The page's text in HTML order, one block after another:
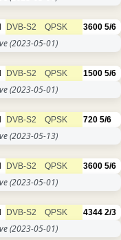
DVB-S2 QPSK 3600 5/6
(2023-05-01)
DVB-S2 QPSK 1500 5/6
(2023-05-01)
DVB-S2 QPSK 720 5/6
(2023-05-13)
DVB-S2 QPSK 3600 5/6
(2023-05-01)
DVB-S2 QPSK 4344 2/3
(2023-05-01)